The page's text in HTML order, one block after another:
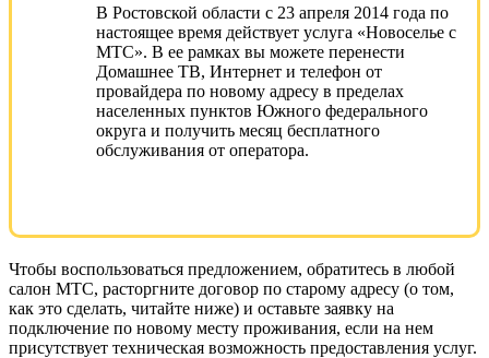
В Ростовской области с 23 апреля 2014 года по
настоящее время действует услуга «Новоселье с
МТС». В ее рамках вы можете перенести
Домашнее ТВ, Интернет и телефон от
провайдера по новому адресу в пределах
населенных пунктов Южного федерального
округа и получить месяц бесплатного
обслуживания от оператора.
Чтобы воспользоваться предложением, обратитесь в любой
салон МТС, расторгните договор по старому адресу (о том,
как это сделать, читайте ниже) и оставьте заявку на
подключение по новому месту проживания, если на нем
присутствует техническая возможность предоставления услуг.